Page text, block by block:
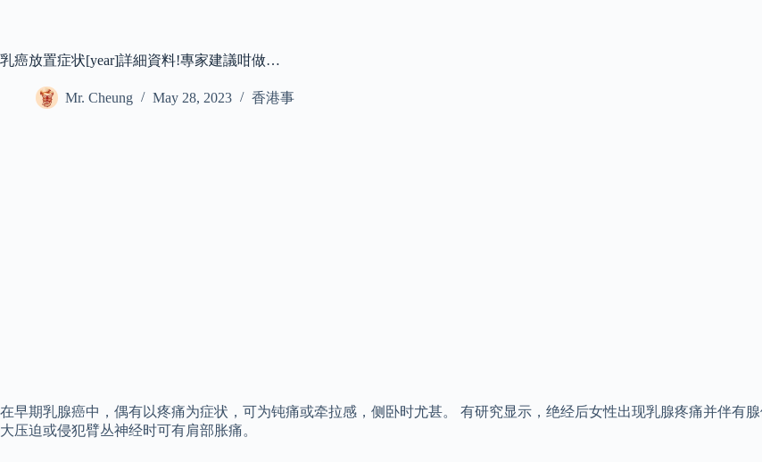
乳癌放置症状[year]詳細資料!專家建議咁做…
Mr. Cheung May 28, 2023 香港事
在早期乳腺癌中，偶有以疼痛为症状，可为钝痛或牵拉感，侧卧时尤甚。 有研究显示，绝经后女性出现乳腺疼痛并伴有
大压迫或侵犯臂丛神经时可有肩部胀痛。